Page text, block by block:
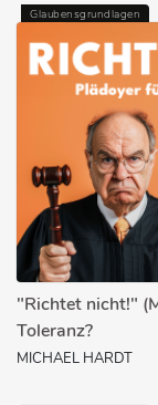
Glaubensgrundlagen
"Richtet nicht!"
Toleranz?
MICHAEL HARDT